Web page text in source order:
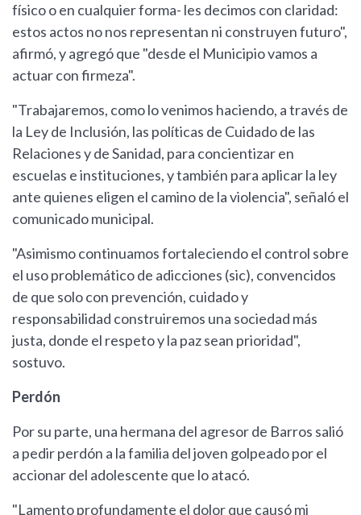
físico o en cualquier forma- les decimos con claridad:
estos actos no nos representan ni construyen futuro",
afirmó, y agregó que "desde el Municipio vamos a
actuar con firmeza".
"Trabajaremos, como lo venimos haciendo, a través de
la Ley de Inclusión, las políticas de Cuidado de las
Relaciones y de Sanidad, para concientizar en
escuelas e instituciones, y también para aplicar la ley
ante quienes eligen el camino de la violencia", señaló el
comunicado municipal.
"Asimismo continuamos fortaleciendo el control sobre
el uso problemático de adicciones (sic), convencidos
de que solo con prevención, cuidado y
responsabilidad construiremos una sociedad más
justa, donde el respeto y la paz sean prioridad",
sostuvo.
Perdón
Por su parte, una hermana del agresor de Barros salió
a pedir perdón a la familia del joven golpeado por el
accionar del adolescente que lo atacó.
"Lamento profundamente el dolor que causó mi